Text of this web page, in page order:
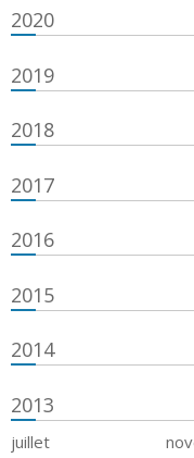
2020
2019
2018
2017
2016
2015
2014
2013
juillet